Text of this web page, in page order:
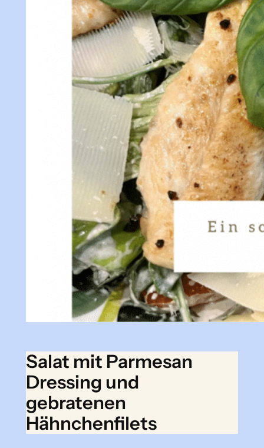
Salat mit Parmesan
Dressing und
gebratenen
Hähnchenfilets